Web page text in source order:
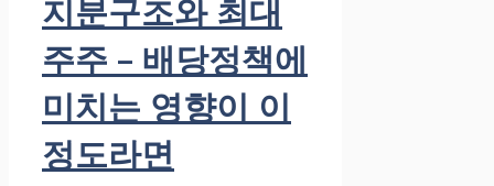
지분구조와 최대
주주 – 배당정책에
미치는 영향이 이
정도라면